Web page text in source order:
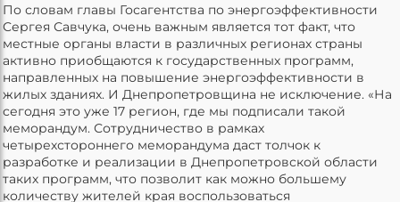
По словам главы Госагентства по энергоэффективности
Сергея Савчука, очень важным является тот факт, что
местные органы власти в различных регионах страны
активно приобщаются к государственных программ,
направленных на повышение энергоэффективности в
жилых зданиях. И Днепропетровщина не исключение. «На
сегодня это уже 17 регион, где мы подписали такой
меморандум. Сотрудничество в рамках
четырехстороннего меморандума даст толчок к
разработке и реализации в Днепропетровской области
таких программ, что позволит как можно большему
количеству жителей края воспользоваться